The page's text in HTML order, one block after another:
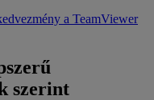
a TeamViewer
szerint